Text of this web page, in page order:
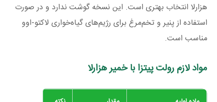
هزارلا انتخاب بهتری است. این نسخه گوشت ندارد و در صورت
استفاده از پنیر و تخم‌مرغ برای رژیم‌های گیاه‌خواری لاکتو-اوو
مناسب است.
مواد لازم رولت پیتزا با خمیر هزارلا